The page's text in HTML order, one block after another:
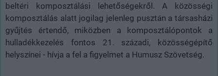
beltéri komposztálási lehetőségekről. A közösségi
komposztálás alatt jogilag jelenleg pusztán a társasházi
gyűjtés értendő, miközben a komposztálópontok a
hulladékkezelés fontos 21. századi, közösségépítő
helyszínei - hívja a fel a figyelmet a Humusz Szövetség.